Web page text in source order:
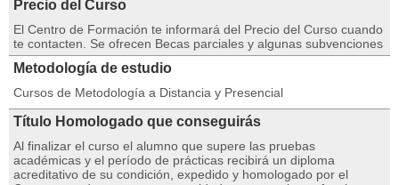
Precio del Curso
El Centro de Formación te informará del Precio del Curso cuando
te contacten. Se ofrecen Becas parciales y algunas subvenciones
Metodología de estudio
Cursos de Metodología a Distancia y Presencial
Título Homologado que conseguirás
Al finalizar el curso el alumno que supere las pruebas
académicas y el período de prácticas recibirá un diploma
acreditativo de su condición, expedido y homologado por el